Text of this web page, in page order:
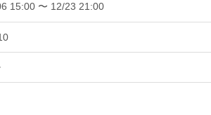
15:00 〜 12/23 21:00